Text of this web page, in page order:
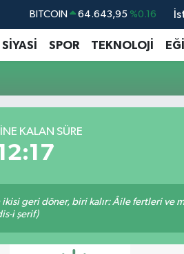
BITCOIN 64.643,95 %0.16
DOLAR 47,6006 %0.06
EURO 55,0250 %0.02
SİYASİ SPOR TEKNOLOJİ
KALAN SÜRE
geri döner, biri kalır: Âile fertleri ve
i şerif)